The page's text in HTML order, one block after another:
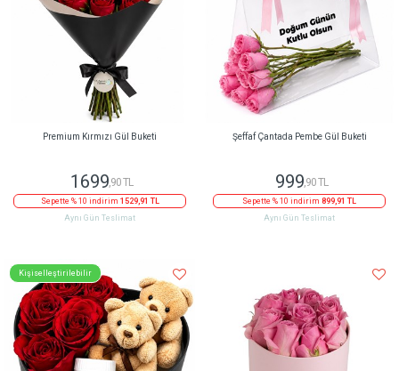
Premium Kırmızı Gül Buketi
1699,90 TL
Sepette % 10 indirim 1529,91 TL
Aynı Gün Teslimat
Şeffaf Çantada Pembe Gül Buketi
999,90 TL
Sepette % 10 indirim 899,91 TL
Aynı Gün Teslimat
Kişiselleştirilebilir